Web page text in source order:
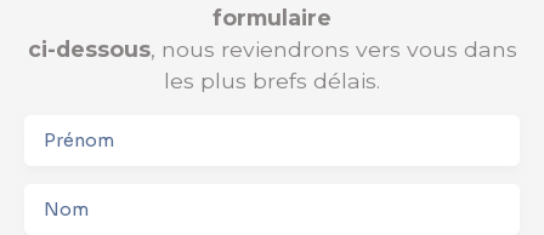
formulaire
ci-dessous, nous reviendrons vers vous dans
les plus brefs délais.
Prénom
Nom